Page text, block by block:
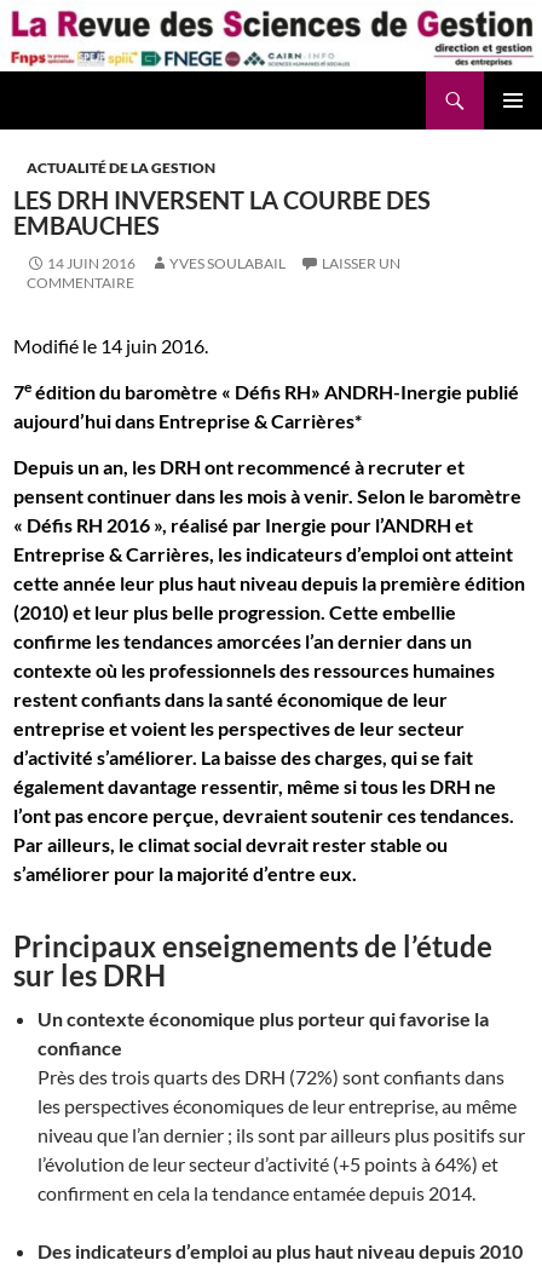
Aller
au
contenu
ACTUALITÉ DE LA GESTION
LES DRH INVERSENT LA COURBE DES
EMBAUCHES
14 JUIN 2016 YVES SOULABAIL
LAISSER UN
COMMENTAIRE
Modifié le 14 juin 2016.
7e édition du baromètre « Défis RH» ANDRH-Inergie publié
aujourd’hui dans Entreprise & Carrières*
Depuis un an, les DRH ont recommencé à recruter et
pensent continuer dans les mois à venir. Selon le baromètre
« Défis RH 2016 », réalisé par Inergie pour l’ANDRH et
Entreprise & Carrières, les indicateurs d’emploi ont atteint
cette année leur plus haut niveau depuis la première édition
(2010) et leur plus belle progression. Cette embellie
confirme les tendances amorcées l’an dernier dans un
contexte où les professionnels des ressources humaines
restent confiants dans la santé économique de leur
entreprise et voient les perspectives de leur secteur
d’activité s’améliorer. La baisse des charges, qui se fait
également davantage ressentir, même si tous les DRH ne
l’ont pas encore perçue, devraient soutenir ces tendances.
Par ailleurs, le climat social devrait rester stable ou
s’améliorer pour la majorité d’entre eux.
Principaux enseignements de l’étude
sur les DRH
Un contexte économique plus porteur qui favorise la
confiance
Près des trois quarts des DRH (72%) sont confiants dans
les perspectives économiques de leur entreprise, au même
niveau que l’an dernier ; ils sont par ailleurs plus positifs sur
l’évolution de leur secteur d’activité (+5 points à 64%) et
confirment en cela la tendance entamée depuis 2014.
Des indicateurs d’emploi au plus haut niveau depuis 2010